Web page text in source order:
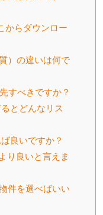
からダウンロー
）の違いは何で
すべきですか？
とどんなリス
良いですか？
り良いと言えま
件を選べばいい